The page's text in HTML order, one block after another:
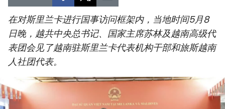
社会
环保
文化
体育
国际
在对斯里兰卡进行国事访问框架内，当地时间5月8
日晚，越共中央总书记、国家主席苏林及越南高级代
表团会见了越南驻斯里兰卡代表机构干部和旅斯越南
人社团代表。